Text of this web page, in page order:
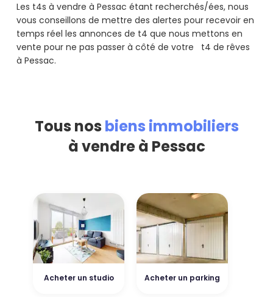
Les t4s à vendre à Pessac étant recherchés/ées, nous
vous conseillons de mettre des alertes pour recevoir en
temps réel les annonces de t4 que nous mettons en
vente pour ne pas passer à côté de votre t4 de rêves
à Pessac.
Tous nos biens immobiliers
à vendre à Pessac
Acheter un studio Acheter un parking